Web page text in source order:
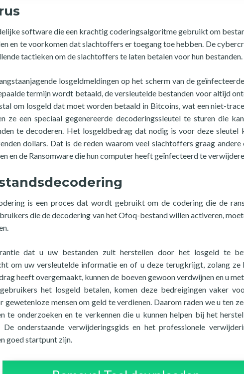
software die een krachtig coderingsalgoritme gebruikt om
en te voorkomen dat slachtoffers er toegang toe hebben. De
tactieken om de slachtoffers te laten betalen voor hun bestanden.
losgeldmeldingen op het scherm van de
termijn wordt betaald, de versleutelde bestanden voor altijd
om losgeld dat moet worden betaald in Bitcoins, wat een niet-
ze een speciaal gegenereerde decoderingssleutel te sturen die
te decoderen. Het losgeldbedrag dat nodig is voor deze sleutel
dollars. Dat is de reden waarom veel slachtoffers graag
en de Ransomware die hun computer heeft geïnfecteerd te
is een proces dat wordt gebruikt om de codering die de
die de decodering van het Ofoq-bestand willen activeren,
dat u uw bestanden zult herstellen door het losgeld te
om uw versleutelde informatie en of u deze terugkrijgt, zolang ze
heeft overgemaakt, kunnen de boeven gewoon verdwijnen en u
het losgeld betalen, komen deze bedreigingen vaker
mensen om geld te verdienen. Daarom raden we u ten
te onderzoeken en te verkennen die u kunnen helpen bij het
onderstaande verwijderingsgids en het professionele
goed startpunt zijn.